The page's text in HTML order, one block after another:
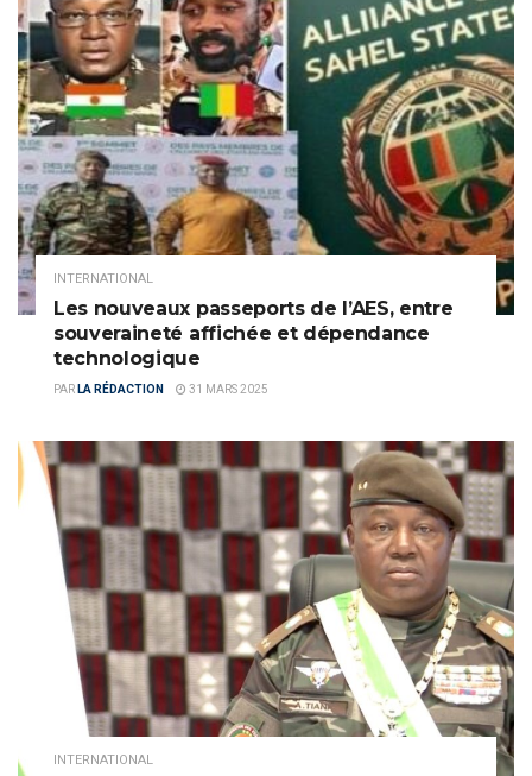
INTERNATIONAL
Les nouveaux passeports de l’AES, entre
souveraineté affichée et dépendance
technologique
PAR LA RÉDACTION 31 MARS 2025
INTERNATIONAL